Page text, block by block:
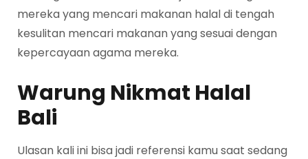
mereka yang mencari makanan halal di tengah
kesulitan mencari makanan yang sesuai dengan
kepercayaan agama mereka.
Warung Nikmat Halal
Bali
Ulasan kali ini bisa jadi referensi kamu saat sedang